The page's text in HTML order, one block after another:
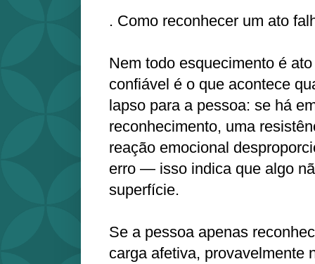
. Como reconhecer um ato
Nem todo esquecimento é
confiável é o que acontece
lapso para a pessoa: se há
reconhecimento, uma
reação emocional
erro — isso indica que algo
superfície.
Se a pessoa apenas
carga afetiva, provavelmente